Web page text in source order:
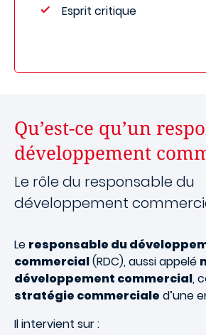
Esprit critique
Qu’est-ce qu’un
développement
Le rôle du responsable du
développement
Le responsable du
commercial(RDC), aussi appelé
développement commercial,
stratégie commerciale d’une
Il intervient sur :